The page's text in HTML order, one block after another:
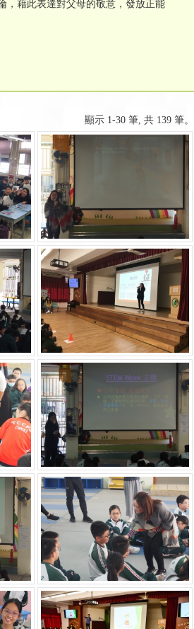
，藉此表達對父母的敬意，發放正能
顯示 1-30 筆, 共 139 筆。